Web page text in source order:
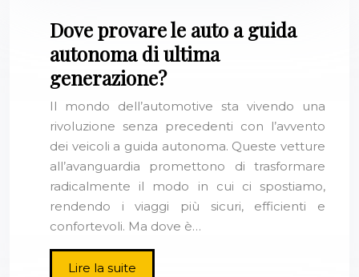
Dove provare le auto a guida
autonoma di ultima
generazione?
Il mondo dell’automotive sta vivendo una
rivoluzione senza precedenti con l’avvento
dei veicoli a guida autonoma. Queste vetture
all’avanguardia promettono di trasformare
radicalmente il modo in cui ci spostiamo,
rendendo i viaggi più sicuri, efficienti e
confortevoli. Ma dove è…
Lire la suite